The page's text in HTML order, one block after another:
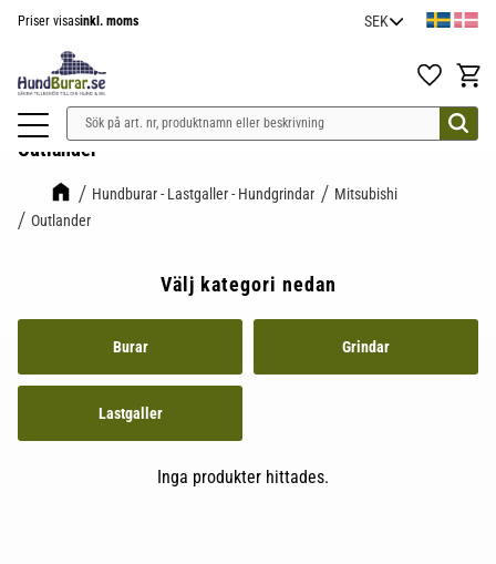
Priser visasinkl. moms
Favoriter
Outlander
Hundburar - Lastgaller - Hundgrindar
Mitsubishi
Outlander
Välj kategori nedan
Burar Grindar
Lastgaller
Inga produkter hittades.